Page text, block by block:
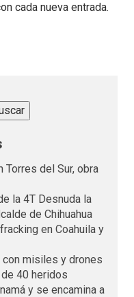
cada nueva entrada.
Torres del Sur, obra
la 4T Desnuda la
de Chihuahua
en Coahuila y
con misiles y drones
40 heridos
y se encamina a